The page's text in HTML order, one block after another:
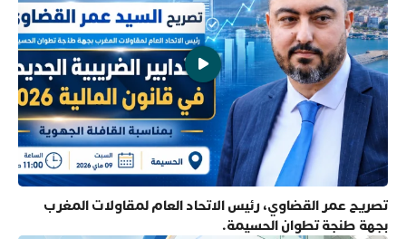
تصريح عمر القضاوي، رئيس الاتحاد العام لمقاولات المغرب
بجهة طنجة تطوان الحسيمة.